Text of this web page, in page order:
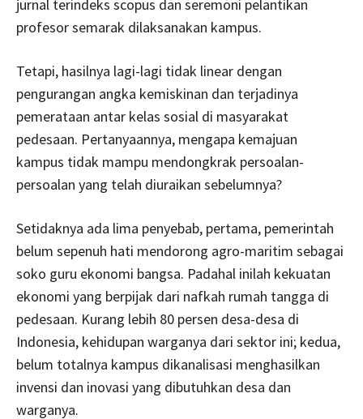
jurnal terindeks scopus dan seremoni pelantikan
profesor semarak dilaksanakan kampus.
Tetapi, hasilnya lagi-lagi tidak linear dengan
pengurangan angka kemiskinan dan terjadinya
pemerataan antar kelas sosial di masyarakat
pedesaan. Pertanyaannya, mengapa kemajuan
kampus tidak mampu mendongkrak persoalan-
persoalan yang telah diuraikan sebelumnya?
Setidaknya ada lima penyebab, pertama, pemerintah
belum sepenuh hati mendorong agro-maritim sebagai
soko guru ekonomi bangsa. Padahal inilah kekuatan
ekonomi yang berpijak dari nafkah rumah tangga di
pedesaan. Kurang lebih 80 persen desa-desa di
Indonesia, kehidupan warganya dari sektor ini; kedua,
belum totalnya kampus dikanalisasi menghasilkan
invensi dan inovasi yang dibutuhkan desa dan
warganya.